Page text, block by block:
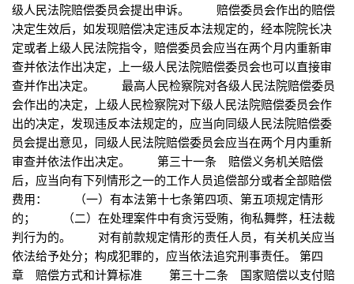
级人民法院赔偿委员会提出申诉。 赔偿委员会作出的赔偿
决定生效后，如发现赔偿决定违反本法规定的，经本院院长决
定或者上级人民法院指令，赔偿委员会应当在两个月内重新审
查并依法作出决定，上一级人民法院赔偿委员会也可以直接审
查并作出决定。 最高人民检察院对各级人民法院赔偿委员
会作出的决定，上级人民检察院对下级人民法院赔偿委员会作
出的决定，发现违反本法规定的，应当向同级人民法院赔偿委
员会提出意见，同级人民法院赔偿委员会应当在两个月内重新
审查并依法作出决定。 第三十一条 赔偿义务机关赔偿
后，应当向有下列情形之一的工作人员追偿部分或者全部赔偿
费用： （一）有本法第十七条第四项、第五项规定情形
的； （二）在处理案件中有贪污受贿，徇私舞弊，枉法裁
判行为的。 对有前款规定情形的责任人员，有关机关应当
依法给予处分；构成犯罪的，应当依法追究刑事责任。 第四
章 赔偿方式和计算标准 第三十二条 国家赔偿以支付赔